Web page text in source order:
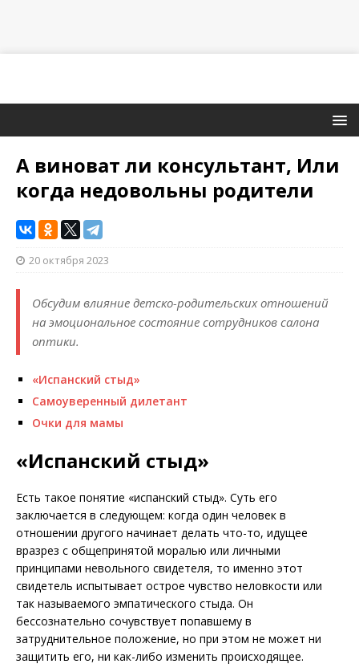
А виноват ли консультант, Или
когда недовольны родители
20 октября 2023
Обсудим влияние детско-родительских отношений
на эмоциональное состояние сотрудников салона
оптики.
«Испанский стыд»
Самоуверенный дилетант
Очки для мамы
«Испанский стыд»
Есть такое понятие «испанский стыд». Суть его
заключается в следующем: когда один человек в
отношении другого начинает делать что-то, идущее
вразрез с общепринятой моралью или личными
принципами невольного свидетеля, то именно этот
свидетель испытывает острое чувство неловкости или
так называемого эмпатического стыда. Он
бессознательно сочувствует попавшему в
затруднительное положение, но при этом не может ни
защитить его, ни как-либо изменить происходящее.